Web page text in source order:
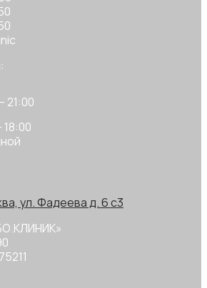
21:00
18:00
ул. Фадеева д. 6 с3